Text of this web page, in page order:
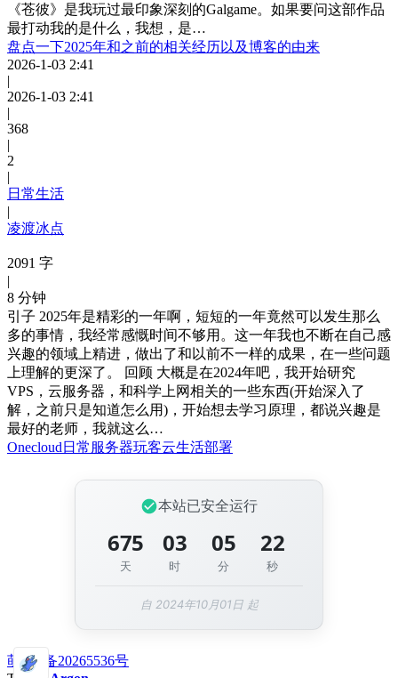
《苍彼》是我玩过最印象深刻的Galgame。如果要问这部作品
最打动我的是什么，我想，是…
盘点一下2025年和之前的相关经历以及博客的由来
2026-1-03 2:41
|
2026-1-03 2:41
|
368
|
2
|
日常生活
|
凌渡冰点
2091 字
|
8 分钟
引子 2025年是精彩的一年啊，短短的一年竟然可以发生那么
多的事情，我经常感慨时间不够用。这一年我也不断在自己感
兴趣的领域上精进，做出了和以前不一样的成果，在一些问题
上理解的更深了。 回顾 大概是在2024年吧，我开始研究
VPS，云服务器，和科学上网相关的一些东西(开始深入了
解，之前只是知道怎么用)，开始想去学习原理，都说兴趣是
最好的老师，我就这么…
Onecloud 日常 服务器玩客云生活部署
本站已安全运行
675
天
03
时
05
分
23
秒
自 2024年10月01日 起
萌ICP备20265536号